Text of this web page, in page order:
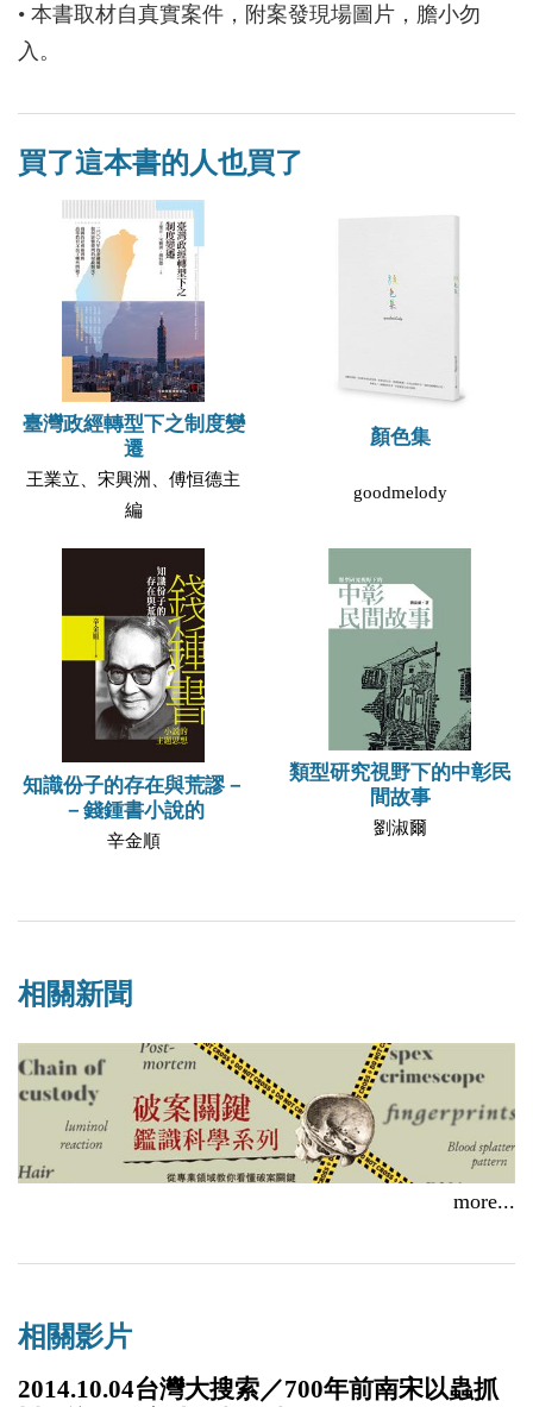
• 本書取材自真實案件，附案發現場圖片，膽小勿
入。
買了這本書的人也買了
臺灣政經轉型下之制度變
遷
王業立、宋興洲、傅恒德主
編
顏色集
goodmelody
知識份子的存在與荒謬－
－錢鍾書小說的
辛金順
類型研究視野下的中彰民
間故事
劉淑爾
相關新聞
2024/05/19
more...
相關影片
2014.10.04台灣大搜索／700年前南宋以蟲抓